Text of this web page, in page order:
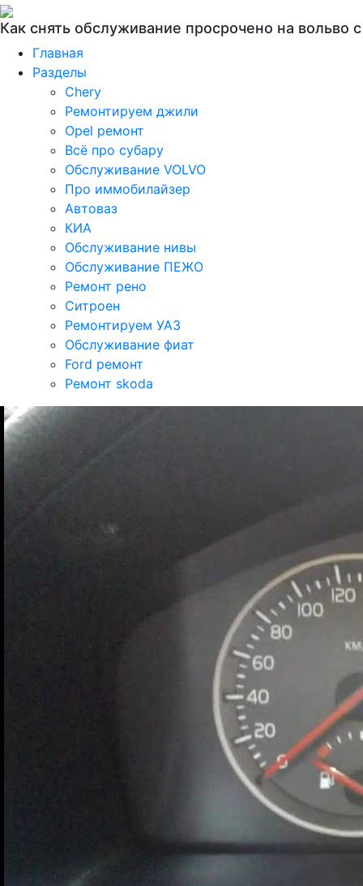
Как снять обслуживание просрочено на вольво с
Главная
Разделы
Chery
Ремонтируем джили
Opel ремонт
Всё про субару
Обслуживание VOLVO
Про иммобилайзер
Автоваз
КИА
Обслуживание нивы
Обслуживание ПЕЖО
Ремонт рено
Ситроен
Ремонтируем УАЗ
Обслуживание фиат
Ford ремонт
Ремонт skoda